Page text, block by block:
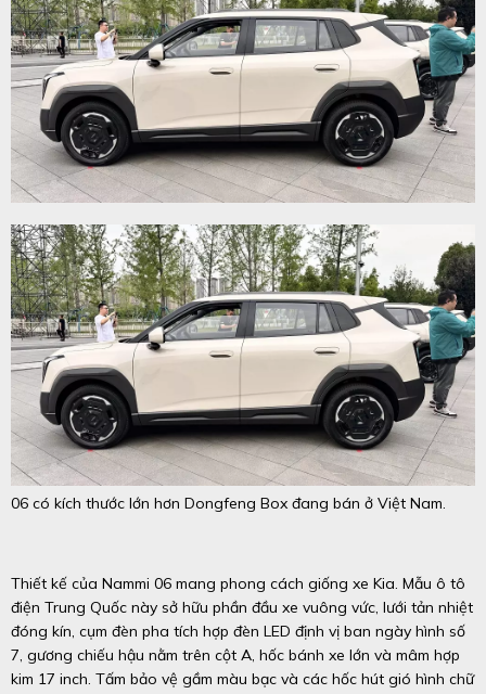
06 có kích thước lớn hơn Dongfeng Box đang bán ở Việt Nam.
Thiết kế của Nammi 06 mang phong cách giống xe Kia. Mẫu ô tô
điện Trung Quốc này sở hữu phần đầu xe vuông vức, lưới tản nhiệt
đóng kín, cụm đèn pha tích hợp đèn LED định vị ban ngày hình số
7, gương chiếu hậu nằm trên cột A, hốc bánh xe lớn và mâm hợp
kim 17 inch. Tấm bảo vệ gầm màu bạc và các hốc hút gió hình chữ